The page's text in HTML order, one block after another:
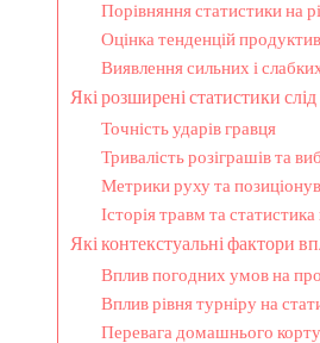
Порівняння статистики на
Оцінка тенденцій
Виявлення сильних і
Які розширені статистики
Точність ударів гравця
Тривалість розіграшів та
Метрики руху та
Історія травм та
Які контекстуальні фактори
Вплив погодних умов на
Вплив рівня турніру на
Перевага домашнього корту